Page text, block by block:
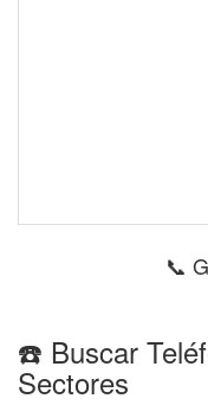
📞
☎️ Buscar
Sectores